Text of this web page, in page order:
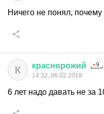
Ничего не понял,
К краснорожий
14:32, 06.02.2018
6 лет надо давать не за